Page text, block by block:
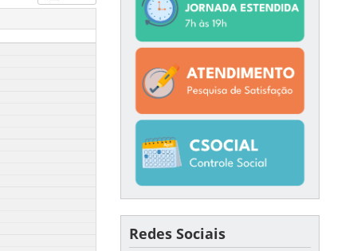
Redes Sociais